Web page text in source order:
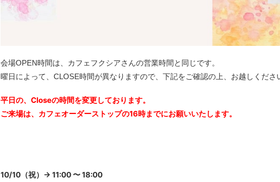
会場OPEN時間は、カフェフクシアさんの営業時間と同じです。
曜日によって、CLOSE時間が異なりますので、下記をご確認の上、お越しくださ
平日の、Closeの時間を変更しております。
ご来場は、カフェオーダーストップの16時までにお願いいたします。
10/10（祝）→ 11:00 〜 18:00